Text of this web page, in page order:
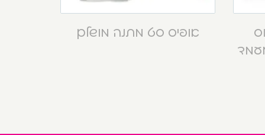
אופיס סט מתנה מושלם